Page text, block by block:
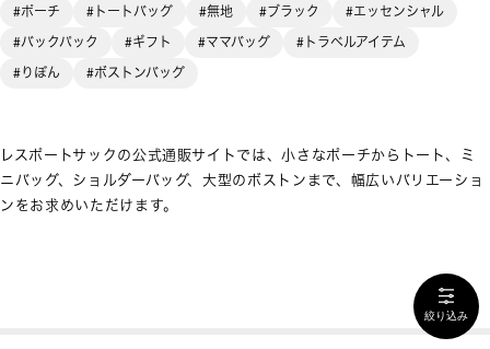
#ポーチ #トートバッグ #無地 #ブラック
#エッセンシャル
#バックパック
#ギフト #ママバッグ
#トラベルアイテム
#りぼん
#ボストンバッグ
レスポートサックの公式通販サイトでは、小さなポーチからトート、ミ
ニバッグ、ショルダーバッグ、大型のボストンまで、幅広いバリエーショ
ンをお求めいただけます。
絞り込み